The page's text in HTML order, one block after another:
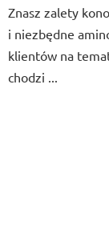
Znasz zalety
i niezbędne
klientów na
chodzi ...